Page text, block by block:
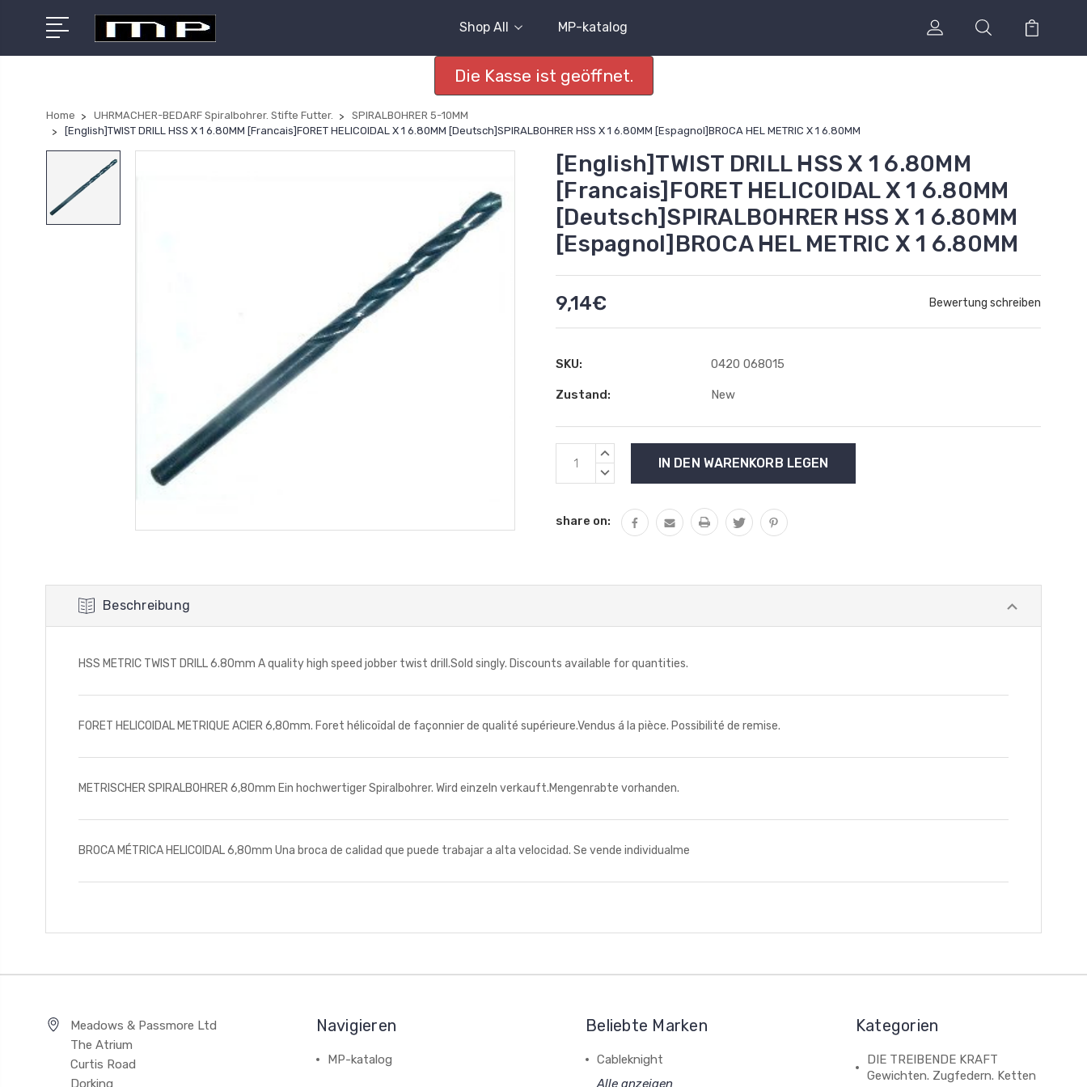
Shop All MP-katalog
Die Kasse ist geöffnet.
Home UHRMACHER-BEDARF Spiralbohrer. Stifte Futter.
SPIRALBOHRER 5-10MM
[English]TWIST DRILL HSS X 1 6.80MM [Francais]FORET HELICOIDAL X 1 6.80MM [Deutsch]SPIRALBOHRER HSS X 1 6.80MM [Espagnol]BROCA HEL METRIC X 1 6.80MM
[English]TWIST DRILL HSS X 1 6.80MM
[Francais]FORET HELICOIDAL X 1 6.80MM
[Deutsch]SPIRALBOHRER HSS X 1 6.80MM
[Espagnol]BROCA HEL METRIC X 1 6.80MM
9,14€ Bewertung schreiben
SKU: 0420 068015
Zustand: New
Aktueller
Lagerbestand:
MENGE
UNDEFINED
MENGE
VERRINGERN
share on:
Beschreibung
HSS METRIC TWIST DRILL 6.80mm A quality high speed jobber twist drill.Sold singly. Discounts available for quantities.
FORET HELICOIDAL METRIQUE ACIER 6,80mm. Foret hélicoïdal de façonnier de qualité supérieure.Vendus á la pièce. Possibilité de remise.
METRISCHER SPIRALBOHRER 6,80mm Ein hochwertiger Spiralbohrer. Wird einzeln verkauft.Mengenrabte vorhanden.
BROCA MÉTRICA HELICOIDAL 6,80mm Una broca de calidad que puede trabajar a alta velocidad. Se vende individualme
Meadows & Passmore Ltd
The Atrium
Curtis Road
Dorking
Navigieren
MP-katalog
Beliebte Marken
Cableknight
Alle anzeigen
Kategorien
DIE TREIBENDE KRAFT
Gewichten. Zugfedern. Ketten